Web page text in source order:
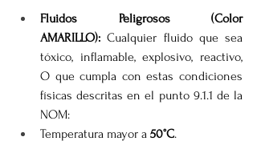
Fluidos Peligrosos (Color
AMARILLO): Cualquier fluido que sea
tóxico, inflamable, explosivo, reactivo,
O que cumpla con estas condiciones
físicas descritas en el punto 9.1.1 de la
NOM:
Temperatura mayor a 50°C.